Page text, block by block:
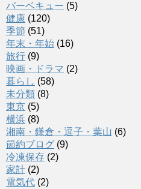
バーベキュー (5)
健康 (120)
季節 (51)
年末・年始 (16)
旅行 (9)
映画・ドラマ (2)
暮らし (58)
未分類 (8)
東京 (5)
横浜 (8)
湘南・鎌倉・逗子・葉山 (6)
節約ブログ (9)
冷凍保存 (2)
家計 (2)
電気代 (2)